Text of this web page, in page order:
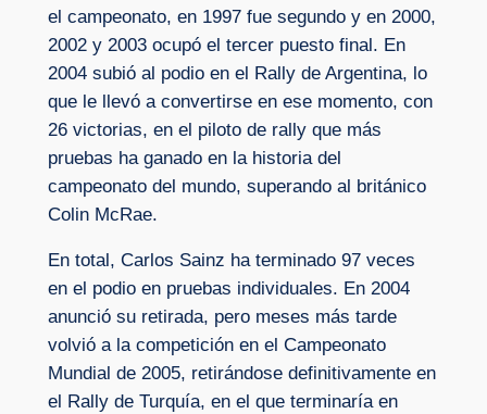
el campeonato, en 1997 fue segundo y en 2000,
2002 y 2003 ocupó el tercer puesto final. En
2004 subió al podio en el Rally de Argentina, lo
que le llevó a convertirse en ese momento, con
26 victorias, en el piloto de rally que más
pruebas ha ganado en la historia del
campeonato del mundo, superando al británico
Colin McRae.
En total, Carlos Sainz ha terminado 97 veces
en el podio en pruebas individuales. En 2004
anunció su retirada, pero meses más tarde
volvió a la competición en el Campeonato
Mundial de 2005, retirándose definitivamente en
el Rally de Turquía, en el que terminaría en